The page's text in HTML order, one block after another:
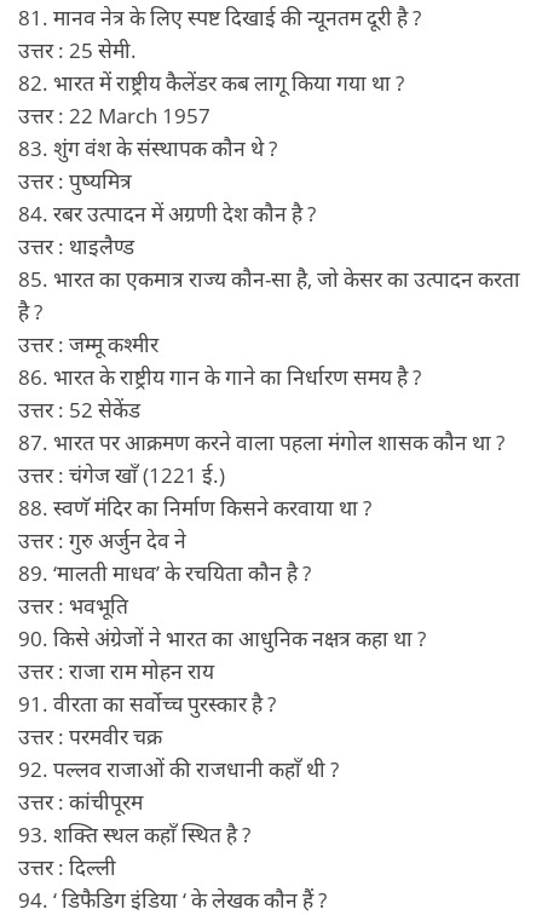
81. मानव नेत्र के लिए स्पष्ट दिखाई की न्यूनतम दूरी है ?
उत्तर : 25 सेमी.
82. भारत में राष्ट्रीय कैलेंडर कब लागू किया गया था ?
उत्तर : 22 March 1957
83. शुंग वंश के संस्थापक कौन थे ?
उत्तर : पुष्यमित्र
84. रबर उत्पादन में अग्रणी देश कौन है ?
उत्तर : थाइलैण्ड
85. भारत का एकमात्र राज्य कौन-सा है, जो केसर का उत्पादन करता
है ?
उत्तर : जम्मू कश्मीर
86. भारत के राष्ट्रीय गान के गाने का निर्धारण समय है ?
उत्तर : 52 सेकेंड
87. भारत पर आक्रमण करने वाला पहला मंगोल शासक कौन था ?
उत्तर : चंगेज खाँ (1221 ई.)
88. स्वणॅ मंदिर का निर्माण किसने करवाया था ?
उत्तर : गुरु अर्जुन देव ने
89. ‘मालती माधव’ के रचयिता कौन है ?
उत्तर : भवभूति
90. किसे अंग्रेजों ने भारत का आधुनिक नक्षत्र कहा था ?
उत्तर : राजा राम मोहन राय
91. वीरता का सर्वोच्च पुरस्कार है ?
उत्तर : परमवीर चक्र
92. पल्लव राजाओं की राजधानी कहाँ थी ?
उत्तर : कांचीपूरम
93. शक्ति स्थल कहाँ स्थित है ?
उत्तर : दिल्ली
94. ‘ डिफैडिग इंडिया ‘ के लेखक कौन हैं ?